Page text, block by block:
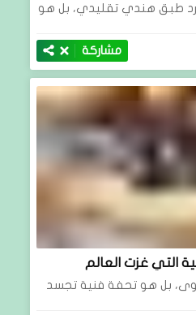
طبق هندي تقليدي، بل هو
مشاركة
التي غزت العالم
بل هو تحفة فنية تجسد